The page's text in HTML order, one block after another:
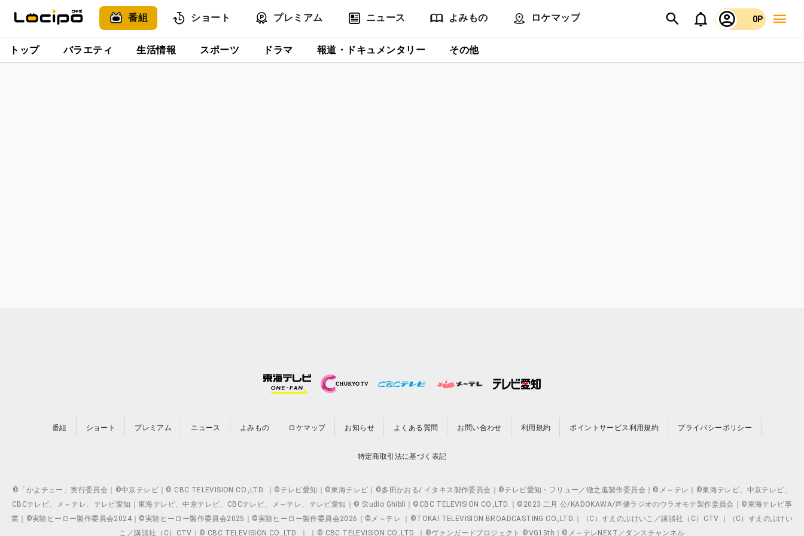
番組 ショート プレミアム ニュース よみもの ロケマップ 0P
トップ バラエティ 生活情報 スポーツ ドラマ 報道・ドキュメンタリー その他
番組 ショート プレミアム ニュース よみもの ロケマップ お知らせ よくある質問 お問い合わせ 利用規約 ポイントサービス利用規約 プライバシーポリシー
特定商取引法に基づく表記
©「かよチュー」実行委員会｜©中京テレビ｜© CBC TELEVISION CO.,LTD. ｜©テレビ愛知｜©東海テレビ｜©多田かおる/ イタキス製作委員会｜©テレビ愛知・フリュー／徹之進製作委員会｜©メ～テレ｜©東海テレビ、中京テレビ、
CBCテレビ、メ～テレ、テレビ愛知｜東海テレビ、中京テレビ、CBCテレビ、メ～テレ、テレビ愛知｜© Studio Ghibli｜©CBC TELEVISION CO.,LTD.｜©2023 二月 公/KADOKAWA/声優ラジオのウラオモテ製作委員会｜©東海テレビ事
業｜©実験ヒーロー製作委員会2024｜©実験ヒーロー製作委員会2025｜©実験ヒーロー製作委員会2026｜©メ～テレ ｜©TOKAI TELEVISION BROADCASTING CO.,LTD.｜（C）すえのぶけいこ／講談社（C）CTV ｜（C）すえのぶけい
こ／講談社（C）CTV｜© CBC TELEVISION CO.,LTD. ｜ ｜© CBC TELEVISION CO.,LTD. ｜©ヴァンガードプロジェクト ©VG15th｜©メ～テレNEXT／ダンスチャンネル